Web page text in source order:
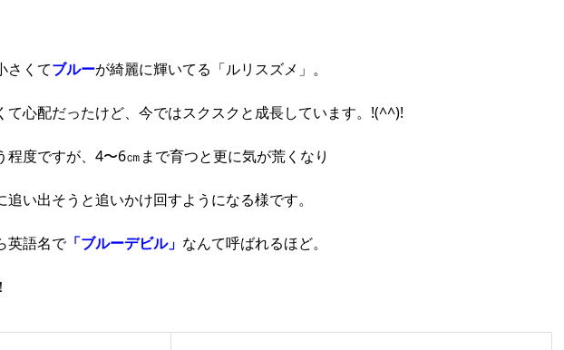
さくてブルーが綺麗に輝いてる「ルリスズメ」。
心配だったけど、今ではスクスクと成長しています。!(^^)!
度ですが、4〜6㎝まで育つと更に気が荒くなり
い出そうと追いかけ回すようになる様です。
英語名で「ブルーデビル」 なんて呼ばれるほど。